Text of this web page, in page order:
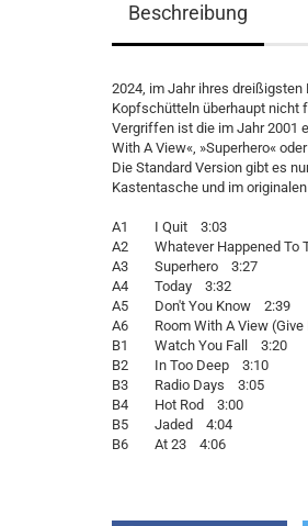
Beschreibung
2024, im Jahr ihres
Kopfschütteln überhaupt nicht
Vergriffen ist die im Jahr 2001
With A View«, »Superhero«
Die Standard Version gibt es
Kastentasche und im
A1 I Quit 3:03
A2 Whatever Happened To
A3 Superhero 3:27
A4 Today 3:32
A5 Don't You Know 2:39
A6 Room With A View (Give
B1 Watch You Fall 3:20
B2 In Too Deep 3:10
B3 Radio Days 3:05
B4 Hot Rod 3:00
B5 Jaded 4:04
B6 At 23 4:06